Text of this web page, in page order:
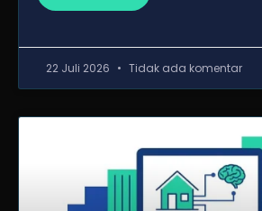
22 Juli 2026 Tidak ada komentar